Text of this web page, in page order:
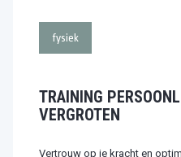
fysiek
TRAINING
VERGROTEN
Vertrouw op je kracht en